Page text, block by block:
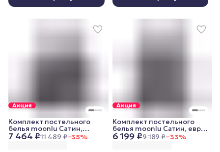
Акция
7 464 ₽11 489 ₽−35%
Комплект постельного
белья moonlu Сатин,
семейный (дуэт),
наволочки 50x70 см,
Акция
6 199 ₽9 189 ₽−33%
Комплект постельного
белья moonlu Сатин, евро,
наволочки 70x70 см,
графитовый